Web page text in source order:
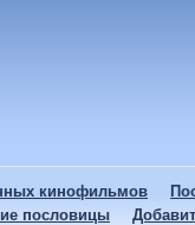
кинофильмов
пословицы